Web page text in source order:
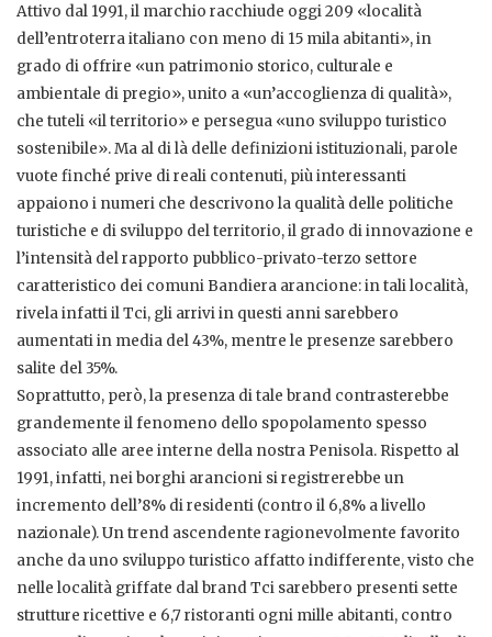
Attivo dal 1991, il marchio racchiude oggi 209 «località
dell’entroterra italiano con meno di 15 mila abitanti», in
grado di offrire «un patrimonio storico, culturale e
ambientale di pregio», unito a «un’accoglienza di qualità»,
che tuteli «il territorio» e persegua «uno sviluppo turistico
sostenibile». Ma al di là delle definizioni istituzionali, parole
vuote finché prive di reali contenuti, più interessanti
appaiono i numeri che descrivono la qualità delle politiche
turistiche e di sviluppo del territorio, il grado di innovazione e
l’intensità del rapporto pubblico-privato-terzo settore
caratteristico dei comuni Bandiera arancione: in tali località,
rivela infatti il Tci, gli arrivi in questi anni sarebbero
aumentati in media del 43%, mentre le presenze sarebbero
salite del 35%.
Soprattutto, però, la presenza di tale brand contrasterebbe
grandemente il fenomeno dello spopolamento spesso
associato alle aree interne della nostra Penisola. Rispetto al
1991, infatti, nei borghi arancioni si registrerebbe un
incremento dell’8% di residenti (contro il 6,8% a livello
nazionale). Un trend ascendente ragionevolmente favorito
anche da uno sviluppo turistico affatto indifferente, visto che
nelle località griffate dal brand Tci sarebbero presenti sette
strutture ricettive e 6,7 ristoranti ogni mille abitanti, contro